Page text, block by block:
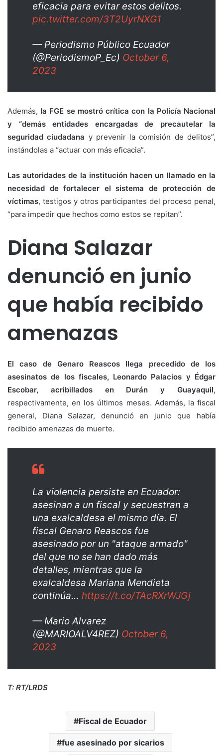
eficacia para evitar estos delitos.
pic.twitter.com/3T2UyrNXG1
— Periodismo Público Ecuador
(@PeriodismoP_Ec) October 6,
2023
Además, la FGE se mostró crítica con la Policía Nacional
y “demás entidades encargadas de precautelar la
seguridad ciudadana y prevenir la comisión de delitos”,
instándolas a “actuar con más eficacia”.
Las autoridades de la institución hacen un llamado en la
necesidad de fortalecer el sistema de protección de
víctimas, testigos y otros participantes del proceso penal,
“para impedir que hechos como estos se repitan”.
Diana Salazar
denunció en junio
que había recibido
amenazas
El caso de Genaro Reascos llega precedido de los
asesinatos de los fiscales, Leonardo Palacios y Édgar
Escobar, acribillados en Durán y Guayaquil,
respectivamente, en los últimos meses. Además, la fiscal
general, Diana Salazar, denunció en junio que había
recibido amenazas de muerte.
La violencia persiste en Ecuador:
asesinan a un fiscal y secuestran a
una exalcaldesa el mismo día. El
fiscal Genaro Reascos fue
asesinado por un "ataque armado"
del que no se han dado más
detalles, mientras que la
exalcaldesa Mariana Mendieta
continúa… https://t.co/TAcRXrWJGj
— Mario Alvarez
(@MARIOALV4REZ) October 6,
2023
T: RT/LRDS
Fiscal de Ecuador
fue asesinado por sicarios